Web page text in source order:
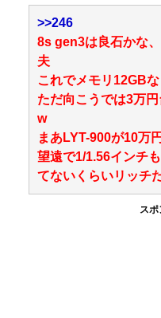
>>246
8s gen3は良石かな
夫
これでメモリ12GB
ただ向こうでは3万
w
まあLYT-900が10万
望遠で1/1.56インチ
てないくらいリッチ
ス